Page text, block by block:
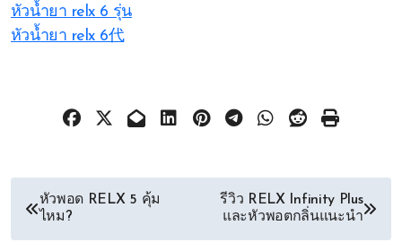
หัวน้ำยา relx 6 รุ่น
หัวน้ำยา relx 6代
文
章
หัวพอด RELX 5 คุ้ม
ไหม?
รีวิว RELX Infinity Plus
และหัวพอตกลิ่นแนะนำ